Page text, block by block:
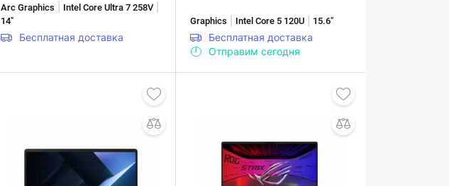
Arc Graphics
Intel Core Ultra 7 258V|
14"
Бесплатная доставка
Graphics Intel Core 5 120U 15.6"
Бесплатная доставка
Отправим сегодня